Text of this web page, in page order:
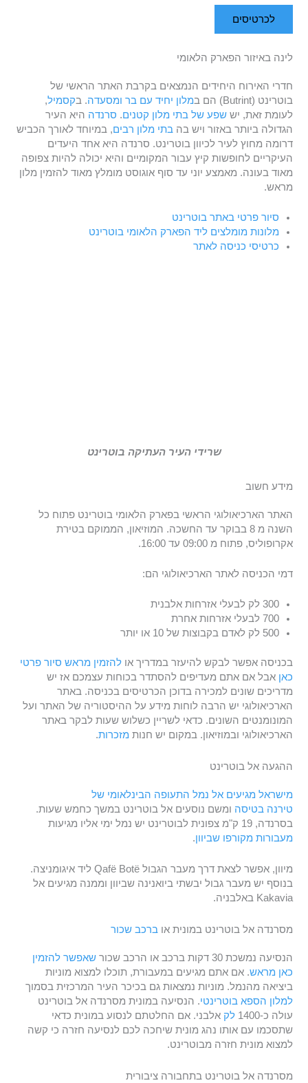
לכרטיסים
לינה באיזור הפארק הלאומי
חדרי האירוח היחידים הנמצאים בקרבת האתר הראשי של
בוטרינט (Butrint) הם ב
מלון יחיד עם בר ומסעדה. בקסמיל,
לעומת זאת, יששפע של בתי מלון קטנים. סרנדה היא העיר
הגדולה ביותר באזור ויש בה בתי מלון רבים, במיוחד לאורך הכביש
דרומה מחוץ לעיר לכיוון בוטרינט. סרנדה היא אחד היעדים
העיקריים לחופשות קיץ עבור המקומיים והיא יכולה להיות צפופה
מאוד בעונה. מאמצע יוני עד סוף אוגוסט מומלץ מאוד להזמין מלון
מראש.
סיור פרטי באתר בוטרינט
מלונות מומלצים ליד הפארק הלאומי בוטרינט
כרטיסי כניסה לאתר
שרידי העיר העתיקה בוטרינט
מידע חשוב
האתר הארכיאולוגי הראשי בפארק הלאומי בוטרינט פתוח כל
השנה מ 8 בבוקר עד החשכה. המוזיאון, הממוקם בטירת
אקרופוליס, פתוח מ 09:00 עד 16:00.
דמי הכניסה לאתר הארכיאולוגי הם:
300 לק לבעלי אזרחות אלבנית
700 לבעלי אזרחות אחרת
500 לק לאדם בקבוצות של 10 או יותר
בכניסה אפשר לבקש להיעזר במדריך אולהזמין מראש סיור פרטי
כאן אבל אם אתם מעדיפים להסתדר בכוחות עצמכם אז יש
מדריכים שונים למכירה בדוכן הכרטיסים בכניסה. באתר
הארכיאולוגי יש הרבה לוחות מידע על ההיסטוריה של האתר ועל
המונומנטים השונים. כדאי לשריין כשלוש שעות לבקר באתר
הארכיאולוגי ובמוזיאון. במקום יש חנות מזכרות.
ההגעה אל בוטרינט
מישראל מגיעים אל נמל התעופה הבינלאומי של
טירנה בטיסה ומשם נוסעים אל בוטרינט במשך כחמש שעות.
בסרנדה, 19 ק"מ צפונית לבוטרינט יש נמל ימי אליו מגיעות
מעבורות מקורפו שביוון.
מיוון, אפשר לצאת דרך מעבר הגבול Qafë Botë ליד איגומניצה.
בנוסף יש מעבר גבול יבשתי ביואנינה שביוון וממנה מגיעים אל
Kakavia באלבניה.
מסרנדה אל בוטרינט במונית או ברכב שכור
הנסיעה נמשכת 30 דקות ברכב או הרכב שכור
שאפשר להזמין
כאן מראש. אם אתם מגיעים במעבורת, תוכלו למצוא מוניות
ביציאה מהנמל. מוניות נמצאות גם בכיכר העיר המרכזית בסמוך
למלון הספא בוטרינטי. הנסיעה במונית מסרנדה אל בוטרינט
עולה כ-1400
לק אלבני. אם החלטתם לנסוע במונית כדאי
שתסכמו עם אותו נהג מונית שיחכה לכם לנסיעה חזרה כי קשה
למצוא מונית חזרה מבוטרינט.
מסרנדה אל בוטרינט בתחבורה ציבורית